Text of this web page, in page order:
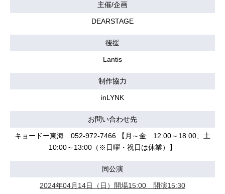
主催/企画
DEARSTAGE
後援
Lantis
制作協力
inLYNK
お問い合わせ先
キョードー東海 052-972-7466 【月～金 12:00～18:00、土
10:00～13:00（※日曜・祝日は休業）】
同公演
2024年04月14日（日）開場15:00 開演15:30